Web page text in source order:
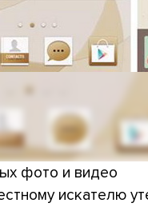
фото и видео
искателю